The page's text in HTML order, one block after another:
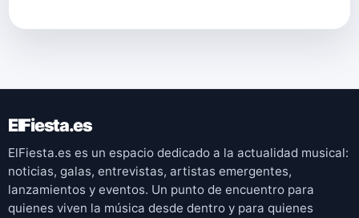
ElFiesta.es
ElFiesta.es es un espacio dedicado a la actualidad musical:
noticias, galas, entrevistas, artistas emergentes,
lanzamientos y eventos. Un punto de encuentro para
quienes viven la música desde dentro y para quienes